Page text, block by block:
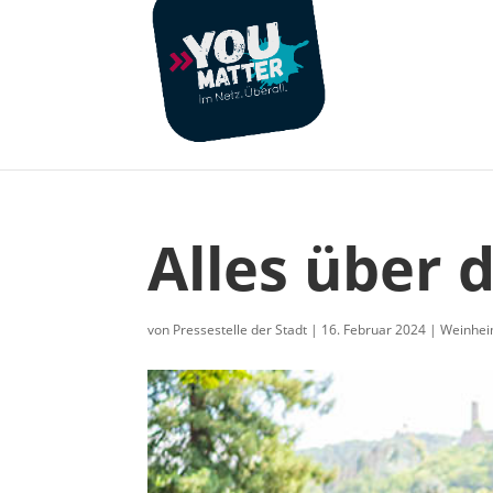
Alles über
von Pressestelle der Stadt | 16. Februar 2024 |